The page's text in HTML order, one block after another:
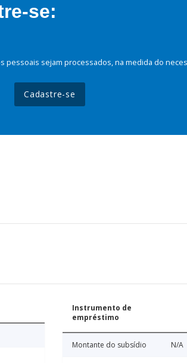
se:
sejam processados, na medida do
Cadastre-se
Instrumento de
empréstimo
Montante do subsídio N/A